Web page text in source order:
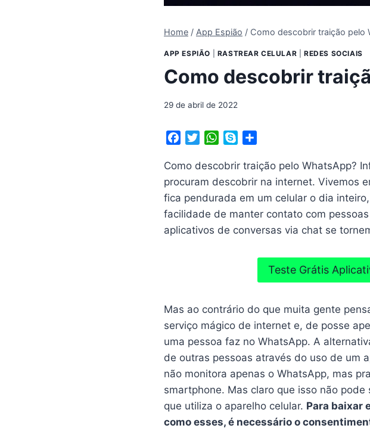
Home / App Espião / Como descobrir traição pelo
APP ESPIÃO RASTREAR CELULAR |REDES SOCIAIS
Como descobrir
29 de abril de 2022
c
e
b
o
k
i
t
t
e
W
a
t
s
A
p
p
y
p
e
a
r
e
Como descobrir traição pelo WhatsApp?
procuram descobrir na internet. Vivemos
fica pendurada em um celular o dia
facilidade de manter contato com
aplicativos de conversas via chat se
Teste Grátis
Mas ao contrário do que muita gente
serviço mágico de internet e, de posse
uma pessoa faz no WhatsApp. A
de outras pessoas através do uso de um
não monitora apenas o WhatsApp, mas
smartphone. Mas claro que isso não
que utiliza o aparelho celular. Para baixar
como esses, é necessário o